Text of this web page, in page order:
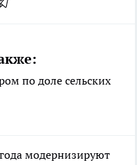
по доле сельских
модернизируют